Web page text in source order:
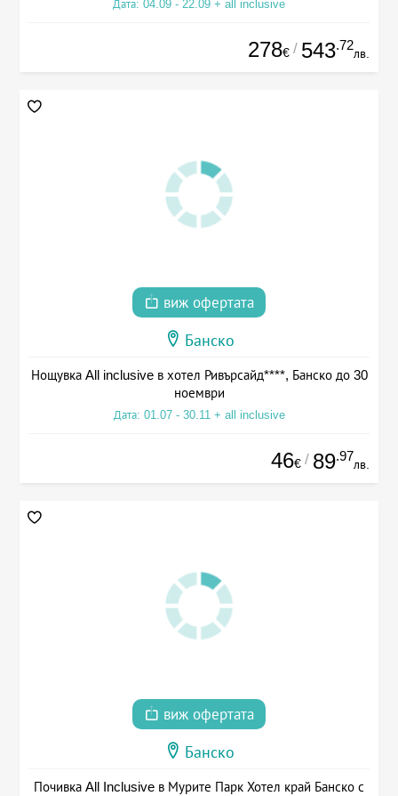
Дата: 04.09 - 22.09 + all inclusive
278€ / 543.72
лв.
виж офертата
Банско
Нощувка All inclusive в хотел Ривърсайд****, Банско до 30
ноември
Дата: 01.07 - 30.11 + all inclusive
46€ / 89.97
лв.
виж офертата
Банско
Почивка All Inclusive в Мурите Парк Хотел край Банско с